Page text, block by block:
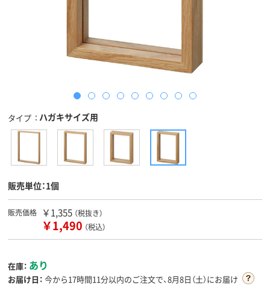
タイプ ハガキサイズ用
販売単位：1個
販売価格 ￥1,355 （税抜き）
￥1,490 （税込）
在庫： あり
お届け日： 今から17時間11分以内のご注文で、8月8日（土）にお届け